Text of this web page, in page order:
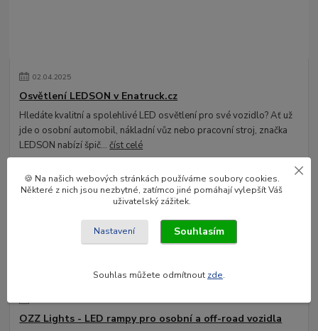
02.04.2025
Osvětlení LEDSON v Enatruck.cz
Hledáte kvalitní a spolehlivé LED osvětlení pro své vozidlo? Ať už
jde o osobní automobil, nákladní vůz nebo pracovní stroj, značka
LEDSON nabízí špič...číst celé
OZZ Lights - LED rampy pro osobní a off-road vozidla
🍪 Na našich webových stránkách používáme soubory cookies.
Některé z nich jsou nezbytné, zatímco jiné pomáhají vylepšít Váš
uživatelský zážitek.
Nastavení Souhlasím
Souhlas můžete odmítnout zde.